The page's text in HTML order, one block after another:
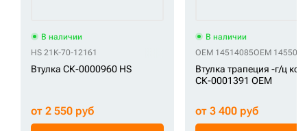
В наличии
HS 21K-70-12161
Втулка СК-0000960 HS
от 2 550 руб
В наличии
OEM 14514085OEM
Втулка трапеция -г/ц
СК-0001391 OEM
от 3 400 руб